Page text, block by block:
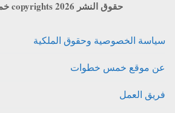
حقوق النشر copyrights 2026 خمس خطوات
سياسة الخصوصية وحقوق الملكية
عن موقع خمس خطوات
فريق العمل